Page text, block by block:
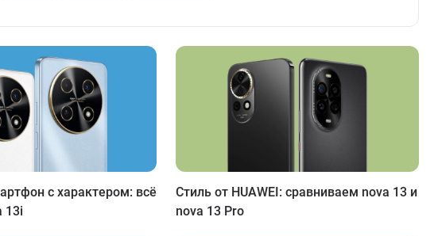
с характером: всё
13i
Стиль от HUAWEI: сравниваем nova 13 и
nova 13 Pro